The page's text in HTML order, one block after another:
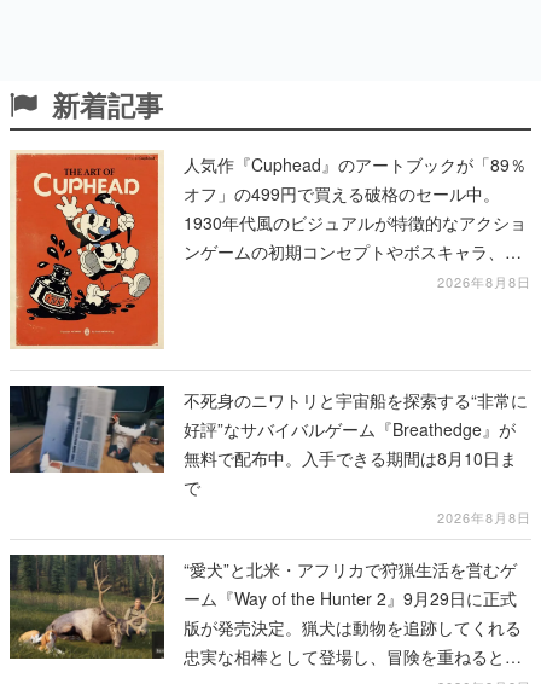
新着記事
人気作『Cuphead』のアートブックが「89％
オフ」の499円で買える破格のセール中。
1930年代風のビジュアルが特徴的なアクショ
ンゲームの初期コンセプトやボスキャラ、ス
2026年8月8日
不死身のニワトリと宇宙船を探索する“非常に
好評”なサバイバルゲーム『Breathedge』が
無料で配布中。入手できる期間は8月10日ま
で
2026年8月8日
“愛犬”と北米・アフリカで狩猟生活を営むゲ
ーム『Way of the Hunter 2』9月29日に正式
版が発売決定。猟犬は動物を追跡してくれる
忠実な相棒として登場し、冒険を重ねると成